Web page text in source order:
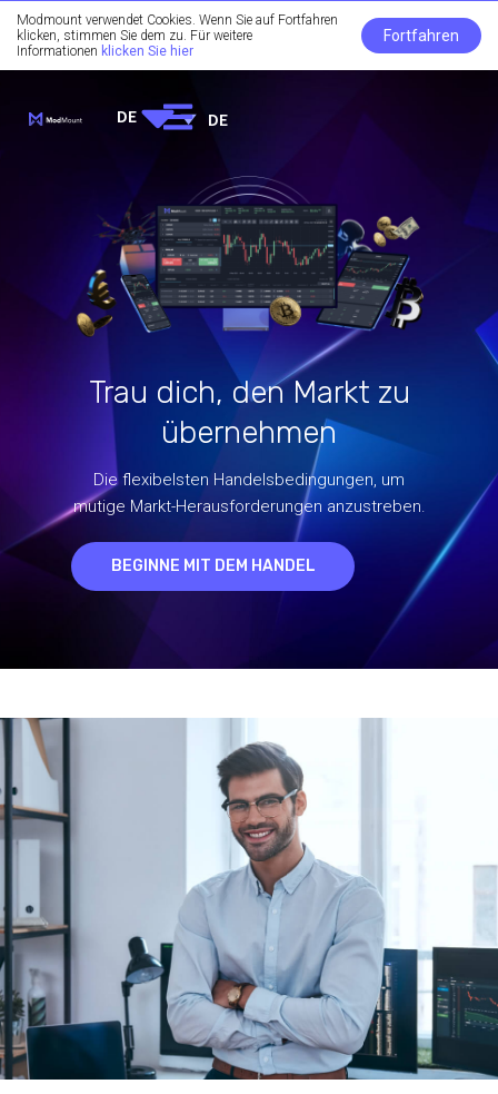
DE DE
Trau dich, den Markt zu
übernehmen
Die flexibelsten Handelsbedingungen, um
mutige Markt-Herausforderungen anzustreben.
BEGINNE MIT DEM HANDEL
Modmount verwendet Cookies. Wenn Sie auf Fortfahren
klicken, stimmen Sie dem zu. Für weitere
Informationen klicken Sie hier
Fortfahren